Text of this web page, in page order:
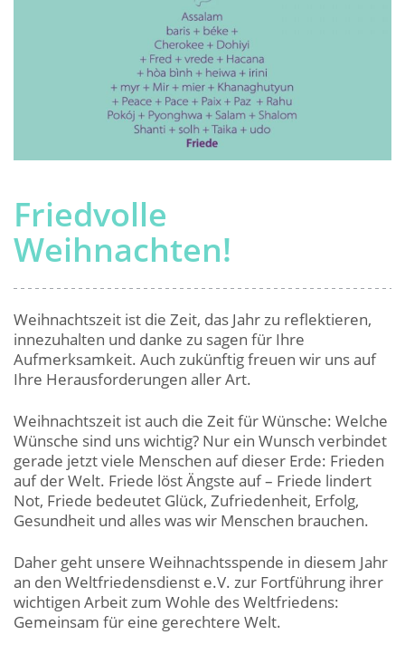
Friedvolle
Weihnachten!
Weihnachtszeit ist die Zeit, das Jahr zu reflektieren,
innezuhalten und danke zu sagen für Ihre
Aufmerksamkeit. Auch zukünftig freuen wir uns auf
Ihre Herausforderungen aller Art.
Weihnachtszeit ist auch die Zeit für Wünsche: Welche
Wünsche sind uns wichtig? Nur ein Wunsch verbindet
gerade jetzt viele Menschen auf dieser Erde: Frieden
auf der Welt. Friede löst Ängste auf – Friede lindert
Not, Friede bedeutet Glück, Zufriedenheit, Erfolg,
Gesundheit und alles was wir Menschen brauchen.
Daher geht unsere Weihnachtsspende in diesem Jahr
an den Weltfriedensdienst e.V. zur Fortführung ihrer
wichtigen Arbeit zum Wohle des Weltfriedens:
Gemeinsam für eine gerechtere Welt.